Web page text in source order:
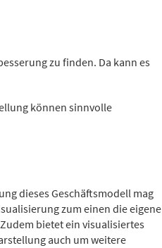
zu finden. Da kann es
können sinnvolle
dieses Geschäftsmodell mag
zum einen die eigene
bietet ein visualisiertes
auch um weitere